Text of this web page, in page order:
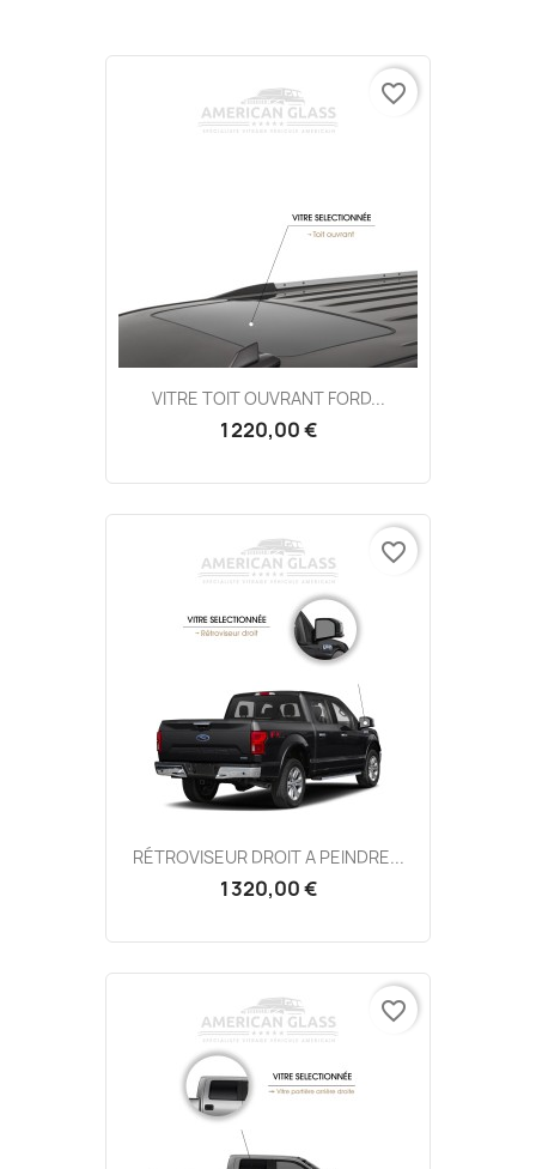
VITRE TOIT OUVRANT FORD...
1 220,00 €
favorite_border
RÉTROVISEUR DROIT A PEINDRE...
1 320,00 €
favorite_border
favorite_border